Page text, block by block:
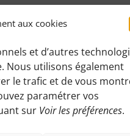
aux cookies
et d’autres
Nous utilisons également
le trafic et de vous
paramétrer vos
sur Voir les préférences.
La terrasse du
fait [...]